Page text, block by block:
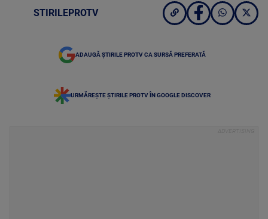
STIRILEPROTV
ADAUGĂ ȘTIRILE PROTV CA SURSĂ PREFERATĂ
URMĂREȘTE ȘTIRILE PROTV ÎN GOOGLE DISCOVER